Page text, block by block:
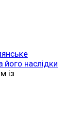
його наслідки
із